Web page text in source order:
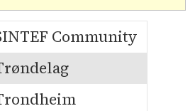
Community